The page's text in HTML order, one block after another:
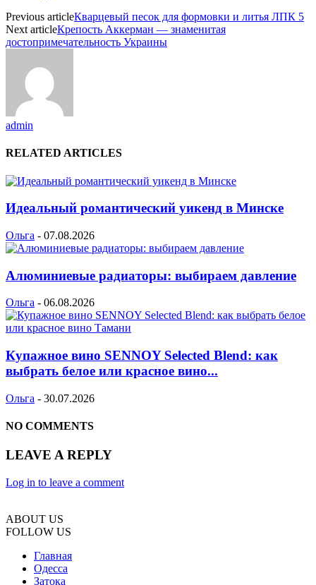
Previous articleКварцевый песок для формовки и литья ЛПК 5
Next articleКрепость Аккерман — знаменитая
достопримечательность Украины
admin
RELATED ARTICLES
Идеальный романтический уикенд в Минске
Ольга - 07.08.2026
Алюминиевые радиаторы: выбираем давление
Ольга - 06.08.2026
Купажное вино SENNOY Selected Blend: как
выбрать белое или красное вино...
Ольга - 30.07.2026
NO COMMENTS
LEAVE A REPLY
Log in to leave a comment
ABOUT US
FOLLOW US
Главная
Одесса
Затока